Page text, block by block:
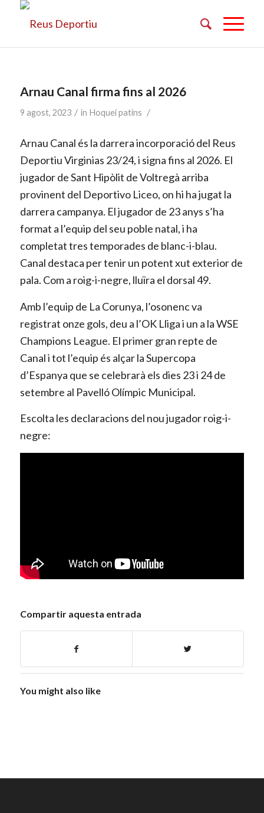
Arnau Canal firma fins al 2026
9 agost, 2023 / in Hoquei patins /
Arnau Canal és la darrera incorporació del Reus
Deportiu Virginias 23/24, i signa fins al 2026. El
jugador de Sant Hipòlit de Voltregà arriba
provinent del Deportivo Liceo, on hi ha jugat la
darrera campanya. El jugador de 23 anys s’ha
format a l’equip del seu poble natal, i ha
completat tres temporades de blanc-i-blau.
Canal destaca per tenir un potent xut exterior de
pala. Com a roig-i-negre, lluïra el dorsal 49.
Amb l’equip de La Corunya, l’osonenc va
registrat onze gols, deu a l’OK Lliga i un a la WSE
Champions League. El primer gran repte de
Canal i tot l’equip és alçar la Supercopa
d’Espanya que se celebrarà els dies 23 i 24 de
setembre al Pavelló Olímpic Municipal.
Escolta les declaracions del nou jugador roig-i-
negre:
Compartir aquesta entrada
You might also like